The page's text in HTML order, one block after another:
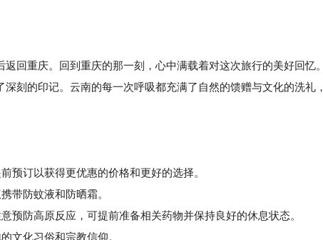
重庆。回到重庆的那一刻，心中满载着对这次旅行的美好回忆。
刻的印记。云南的每一次呼吸都充满了自然的馈赠与文化的洗礼，
预订以获得更优惠的价格和更好的选择。
防蚊液和防晒霜。
防高原反应，可提前准备相关药物并保持良好的休息状态。
化习俗和宗教信仰。